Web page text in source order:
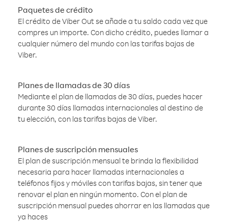
Paquetes de crédito
El crédito de Viber Out se añade a tu saldo cada vez que
compres un importe. Con dicho crédito, puedes llamar a
cualquier número del mundo con las tarifas bajas de
Viber.
Planes de llamadas de 30 días
Mediante el plan de llamadas de 30 días, puedes hacer
durante 30 días llamadas internacionales al destino de
tu elección, con las tarifas bajas de Viber.
Planes de suscripción mensuales
El plan de suscripción mensual te brinda la flexibilidad
necesaria para hacer llamadas internacionales a
teléfonos fijos y móviles con tarifas bajas, sin tener que
renovar el plan en ningún momento. Con el plan de
suscripción mensual puedes ahorrar en las llamadas que
ya haces